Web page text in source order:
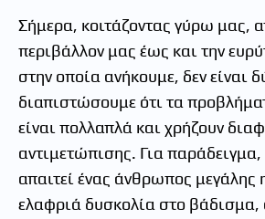
Σήμερα, κοιτάζοντας γύρω μας,
περιβάλλον μας έως και την
στην οποία ανήκουμε, δεν είναι
διαπιστώσουμε ότι τα
είναι πολλαπλά και χρήζουν
αντιμετώπισης. Για παράδειγμα,
απαιτεί ένας άνθρωπος μεγάλης
ελαφριά δυσκολία στο βάδισμα,